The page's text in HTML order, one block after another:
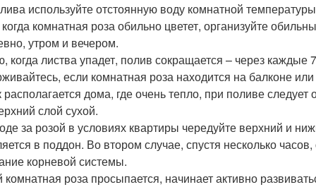
используйте отстоянную воду комнатной
комнатная роза обильно цветет, организуйте
утром и вечером.
когда листва упадет, полив сокращается – через
если комнатная роза находится на балконе
располагается дома, где очень тепло, при поливе следует
слой сухой.
за розой в условиях квартиры чередуйте верхний и
в поддон. Во втором случае, спустя несколько
корневой системы.
комнатная роза просыпается, начинает активно